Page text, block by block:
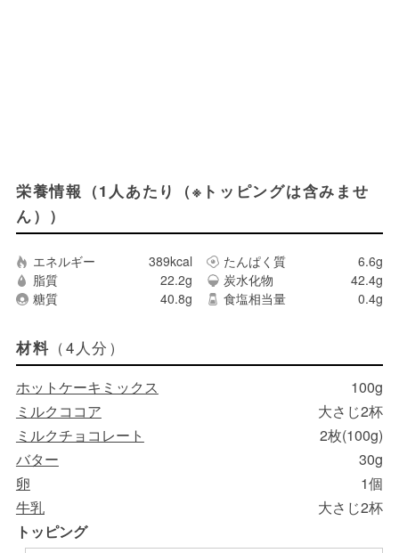
栄養情報（1人あたり（※トッピングは含みませ
ん））
エネルギー 389kcal たんぱく質
6.6g
脂質
22.2g 炭水化物
42.4g
糖質
40.8g 食塩相当量 0.4g
材料 （4人分）
ホットケーキミックス
100g
ミルクココア
大さじ2杯
ミルクチョコレート
2枚(100g)
バター
30g
卵
1個
牛乳
大さじ2杯
トッピング